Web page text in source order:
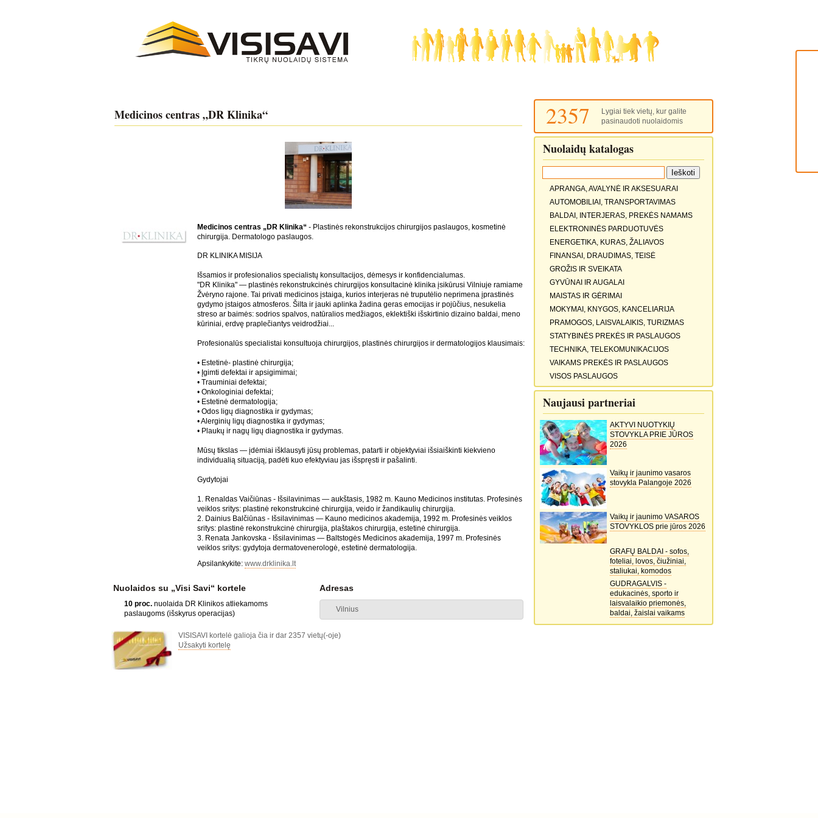
Medicinos centras „DR Klinika“
Medicinos centras „DR Klinika“- Plastinės rekonstrukcijos chirurgijos paslaugos, kosmetinė
chirurgija. Dermatologo paslaugos.
DR KLINIKA MISIJA
Išsamios ir profesionalios specialistų konsultacijos, dėmesys ir konfidencialumas.
"DR Klinika" — plastinės rekonstrukcinės chirurgijos konsultacinė klinika įsikūrusi Vilniuje ramiame
Žvėryno rajone. Tai privati medicinos įstaiga, kurios interjeras nė truputėlio neprimena įprastinės
gydymo įstaigos atmosferos. Šilta ir jauki aplinka žadina geras emocijas ir pojūčius, nesukelia
streso ar baimės: sodrios spalvos, natūralios medžiagos, eklektiški išskirtinio dizaino baldai, meno
kūriniai, erdvę praplečiantys veidrodžiai...
Profesionalūs specialistai konsultuoja chirurgijos, plastinės chirurgijos ir dermatologijos klausimais:
• Estetinė- plastinė chirurgija;
• Įgimti defektai ir apsigimimai;
• Trauminiai defektai;
• Onkologiniai defektai;
• Estetinė dermatologija;
• Odos ligų diagnostika ir gydymas;
• Alerginių ligų diagnostika ir gydymas;
• Plaukų ir nagų ligų diagnostika ir gydymas.
Mūsų tikslas — įdėmiai išklausyti jūsų problemas, patarti ir objektyviai išsiaiškinti kiekvieno
individualią situaciją, padėti kuo efektyviau jas išspręsti ir pašalinti.
Gydytojai
1. Renaldas Vaičiūnas - Išsilavinimas — aukštasis, 1982 m. Kauno Medicinos institutas. Profesinės
veiklos sritys: plastinė rekonstrukcinė chirurgija, veido ir žandikaulių chirurgija.
2. Dainius Balčiūnas - Išsilavinimas — Kauno medicinos akademija, 1992 m. Profesinės veiklos
sritys: plastinė rekonstrukcinė chirurgija, plaštakos chirurgija, estetinė chirurgija.
3. Renata Jankovska - Išsilavinimas — Baltstogės Medicinos akademija, 1997 m. Profesinės
veiklos sritys: gydytoja dermatovenerologė, estetinė dermatologija.
Apsilankykite: www.drklinika.lt
Nuolaidos su „Visi Savi“ kortele
10 proc.nuolaida DR Klinikos atliekamoms
paslaugoms (išskyrus operacijas)
Adresas
Vilnius
VISISAVI kortelė galioja čia ir dar 2357 vietų(-oje)
Užsakyti kortelę
2357
Lygiai tiek vietų, kur galite
pasinaudoti nuolaidomis
Nuolaidų katalogas
APRANGA, AVALYNĖ IR AKSESUARAI
AUTOMOBILIAI, TRANSPORTAVIMAS
BALDAI, INTERJERAS, PREKĖS NAMAMS
ELEKTRONINĖS PARDUOTUVĖS
ENERGETIKA, KURAS, ŽALIAVOS
FINANSAI, DRAUDIMAS, TEISĖ
GROŽIS IR SVEIKATA
GYVŪNAI IR AUGALAI
MAISTAS IR GĖRIMAI
MOKYMAI, KNYGOS, KANCELIARIJA
PRAMOGOS, LAISVALAIKIS, TURIZMAS
STATYBINĖS PREKĖS IR PASLAUGOS
TECHNIKA, TELEKOMUNIKACIJOS
VAIKAMS PREKĖS IR PASLAUGOS
VISOS PASLAUGOS
Naujausi partneriai
AKTYVI NUOTYKIŲ
STOVYKLA PRIE JŪROS
2026
Vaikų ir jaunimo vasaros
stovykla Palangoje 2026
Vaikų ir jaunimo VASAROS
STOVYKLOS prie jūros 2026
GRAFŲ BALDAI - sofos,
foteliai, lovos, čiužiniai,
staliukai, komodos
GUDRAGALVIS -
edukacinės, sporto ir
laisvalaikio priemonės,
baldai, žaislai vaikams